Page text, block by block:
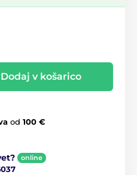
Dodaj v košarico
od 100 €
online